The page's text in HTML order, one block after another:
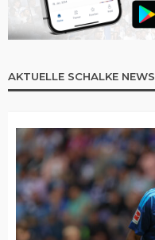
AKTUELLE SCHALKE NEWS